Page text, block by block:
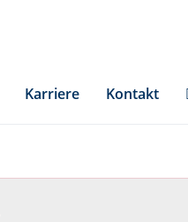
Karriere Kontakt